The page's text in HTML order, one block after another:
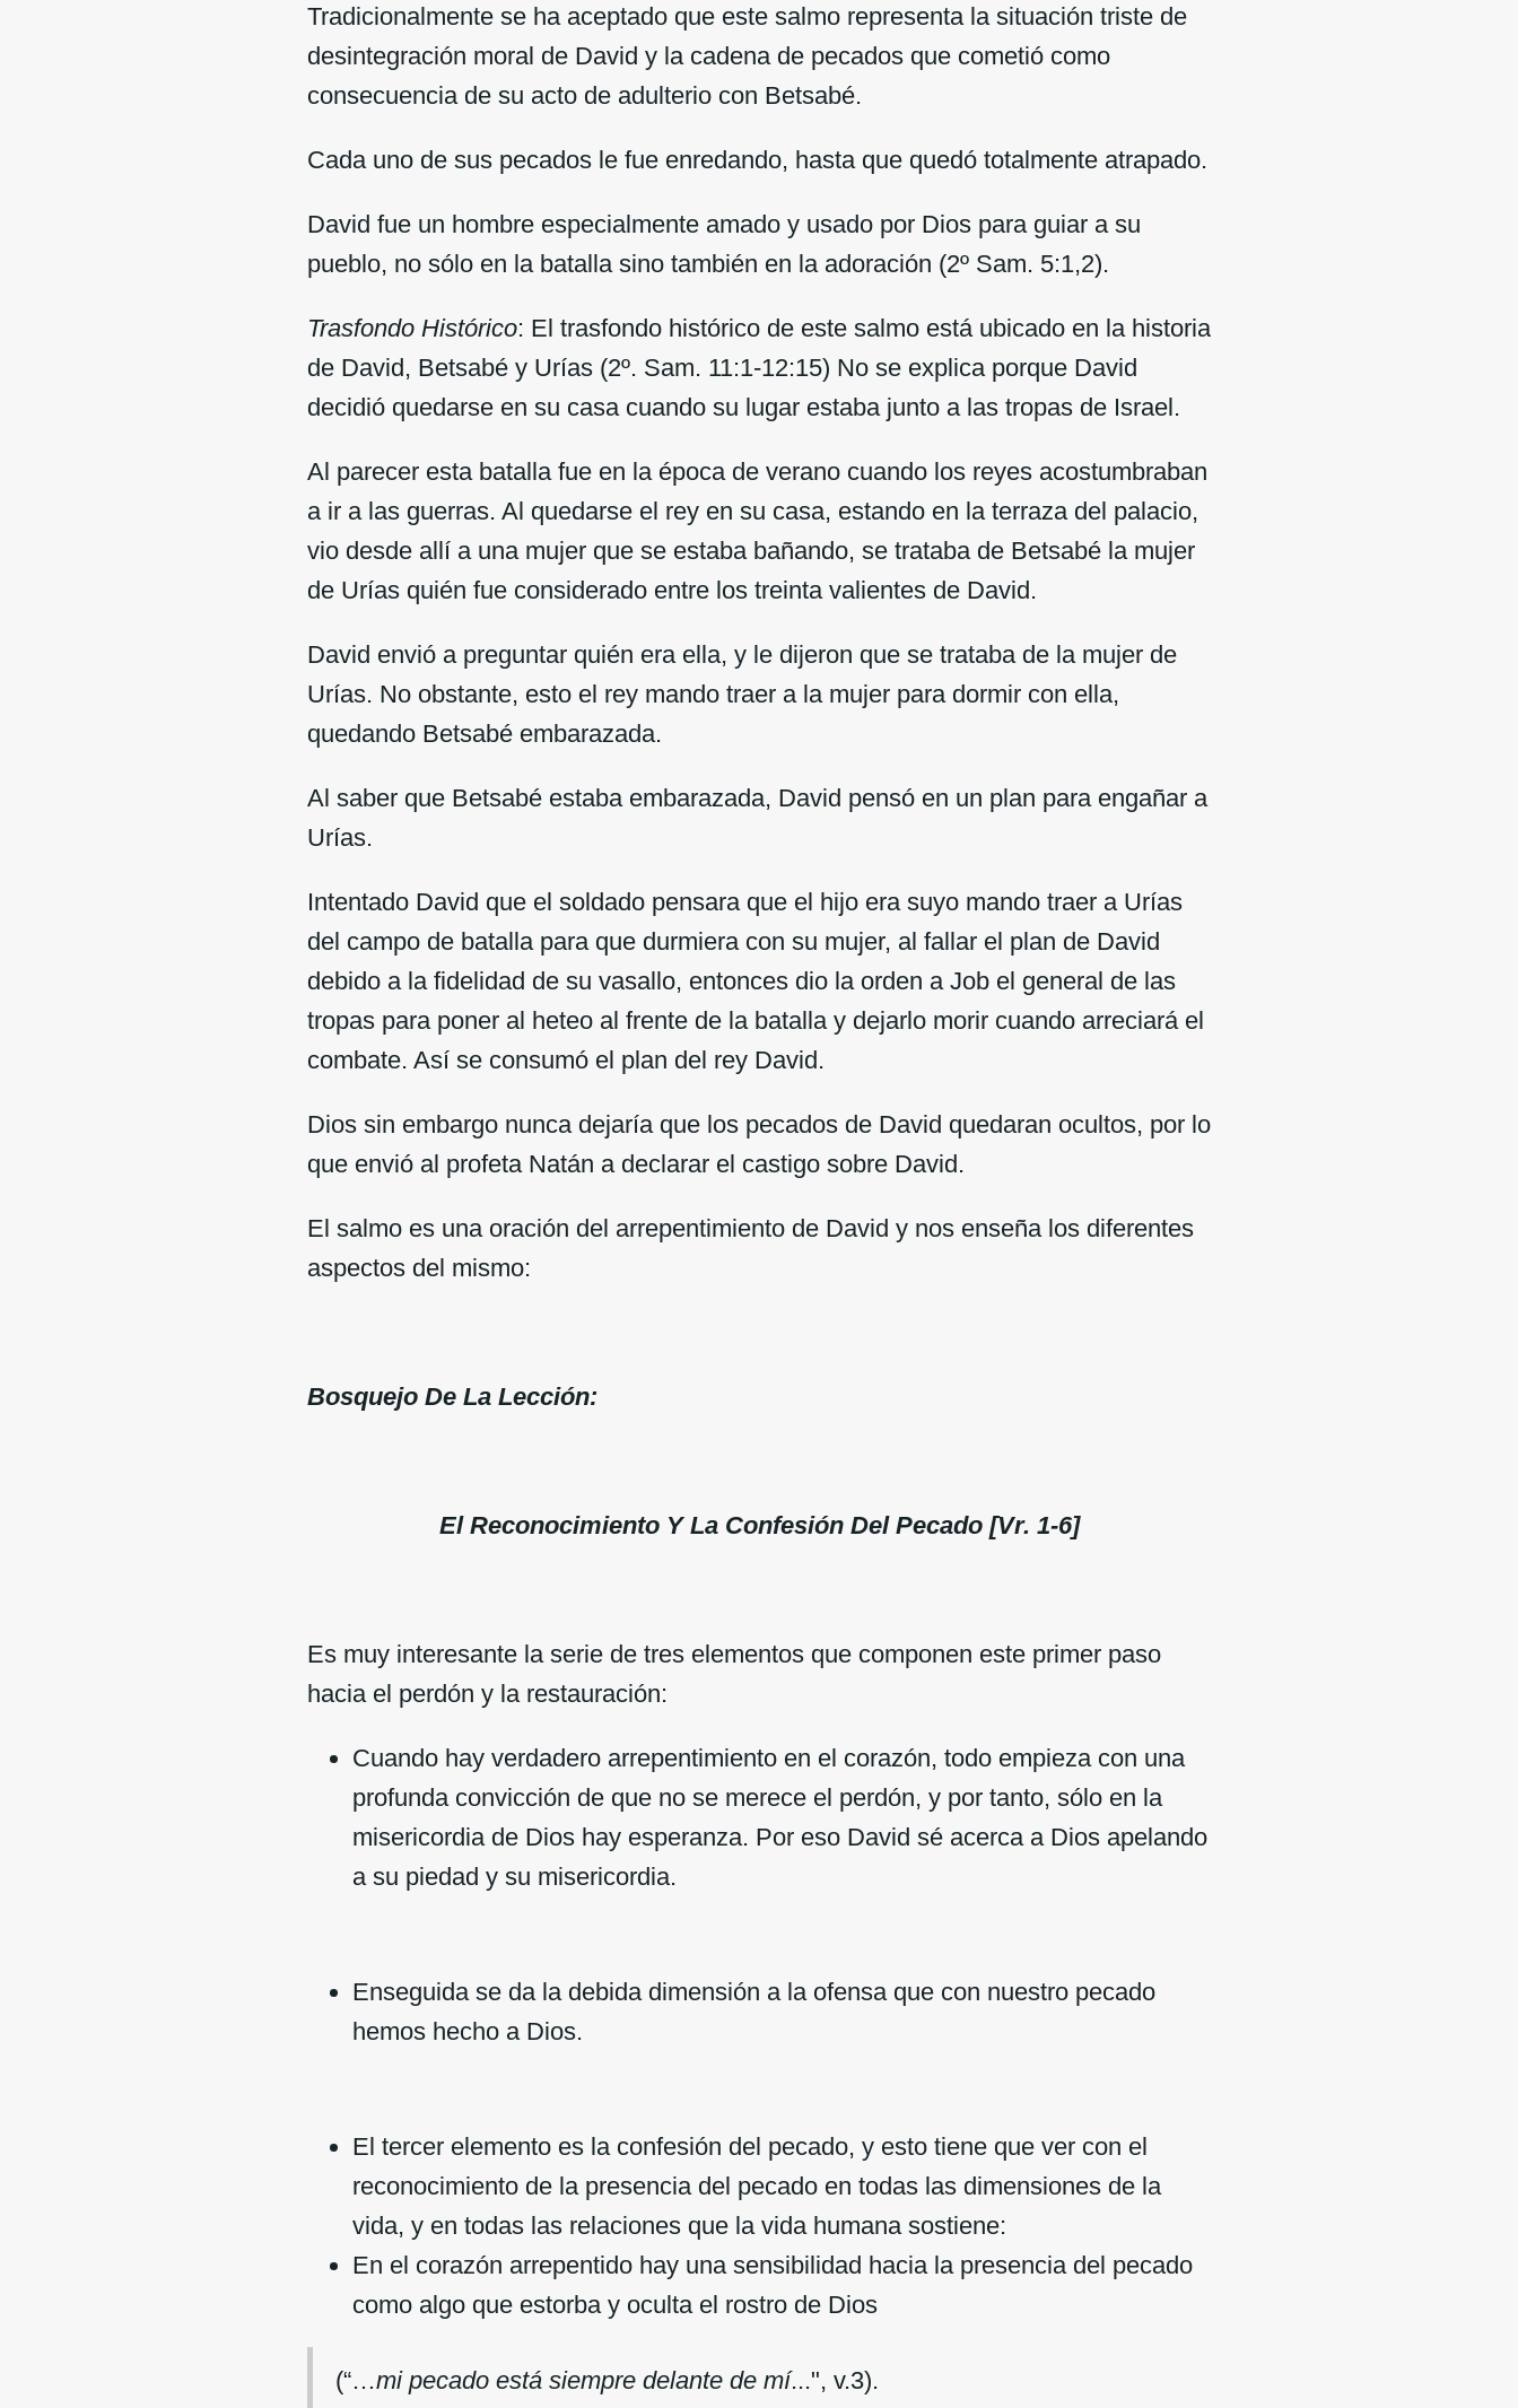
Tradicionalmente se ha aceptado que este salmo representa la situación triste de
desintegración moral de David y la cadena de pecados que cometió como
consecuencia de su acto de adulterio con Betsabé.
Cada uno de sus pecados le fue enredando, hasta que quedó totalmente atrapado.
David fue un hombre especialmente amado y usado por Dios para guiar a su
pueblo, no sólo en la batalla sino también en la adoración (2º Sam. 5:1,2).
Trasfondo Histórico: El trasfondo histórico de este salmo está ubicado en la historia
de David, Betsabé y Urías (2º. Sam. 11:1-12:15) No se explica porque David
decidió quedarse en su casa cuando su lugar estaba junto a las tropas de Israel.
Al parecer esta batalla fue en la época de verano cuando los reyes acostumbraban
a ir a las guerras. Al quedarse el rey en su casa, estando en la terraza del palacio,
vio desde allí a una mujer que se estaba bañando, se trataba de Betsabé la mujer
de Urías quién fue considerado entre los treinta valientes de David.
David envió a preguntar quién era ella, y le dijeron que se trataba de la mujer de
Urías. No obstante, esto el rey mando traer a la mujer para dormir con ella,
quedando Betsabé embarazada.
Al saber que Betsabé estaba embarazada, David pensó en un plan para engañar a
Urías.
Intentado David que el soldado pensara que el hijo era suyo mando traer a Urías
del campo de batalla para que durmiera con su mujer, al fallar el plan de David
debido a la fidelidad de su vasallo, entonces dio la orden a Job el general de las
tropas para poner al heteo al frente de la batalla y dejarlo morir cuando arreciará el
combate. Así se consumó el plan del rey David.
Dios sin embargo nunca dejaría que los pecados de David quedaran ocultos, por lo
que envió al profeta Natán a declarar el castigo sobre David.
El salmo es una oración del arrepentimiento de David y nos enseña los diferentes
aspectos del mismo:
Bosquejo De La Lección:
El Reconocimiento Y La Confesión Del Pecado [Vr. 1-6]
Es muy interesante la serie de tres elementos que componen este primer paso
hacia el perdón y la restauración:
Cuando hay verdadero arrepentimiento en el corazón, todo empieza con una
profunda convicción de que no se merece el perdón, y por tanto, sólo en la
misericordia de Dios hay esperanza. Por eso David sé acerca a Dios apelando
a su piedad y su misericordia.
Enseguida se da la debida dimensión a la ofensa que con nuestro pecado
hemos hecho a Dios.
El tercer elemento es la confesión del pecado, y esto tiene que ver con el
reconocimiento de la presencia del pecado en todas las dimensiones de la
vida, y en todas las relaciones que la vida humana sostiene:
En el corazón arrepentido hay una sensibilidad hacia la presencia del pecado
como algo que estorba y oculta el rostro de Dios
(“…mi pecado está siempre delante de mí...", v.3).